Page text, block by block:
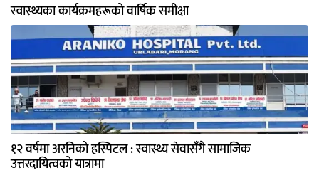
स्वास्थ्यका कार्यक्रमहरूको वार्षिक समीक्षा
१२ वर्षमा अरनिको हस्पिटल : स्वास्थ्य सेवासँगै सामाजिक
उत्तरदायित्वको यात्रामा